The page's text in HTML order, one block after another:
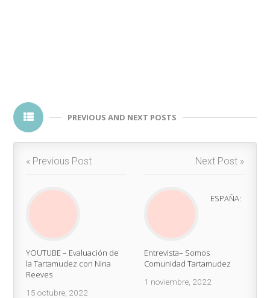
PREVIOUS AND NEXT POSTS
« Previous Post
YOUTUBE – Evaluación de
la Tartamudez con Nina
Reeves
15 octubre, 2022
Next Post »
ESPAÑA:
Entrevista– Somos
Comunidad Tartamudez
1 noviembre, 2022